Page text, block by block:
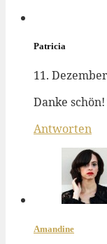
Patricia
11.
Danke
Antworten
Amandine